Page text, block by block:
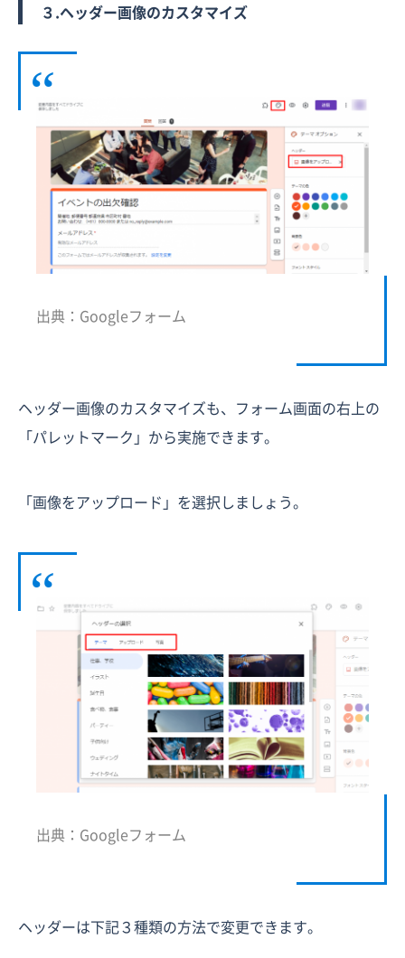
３.ヘッダー画像のカスタマイズ
出典：Googleフォーム
ヘッダー画像のカスタマイズも、フォーム画面の右上の
「パレットマーク」から実施できます。
「画像をアップロード」を選択しましょう。
出典：Googleフォーム
ヘッダーは下記３種類の方法で変更できます。